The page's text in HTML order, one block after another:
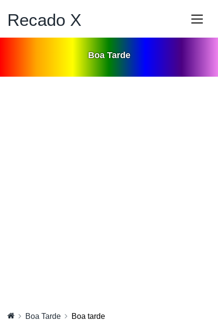
Recado X
Boa Tarde
Boa Tarde Boa tarde